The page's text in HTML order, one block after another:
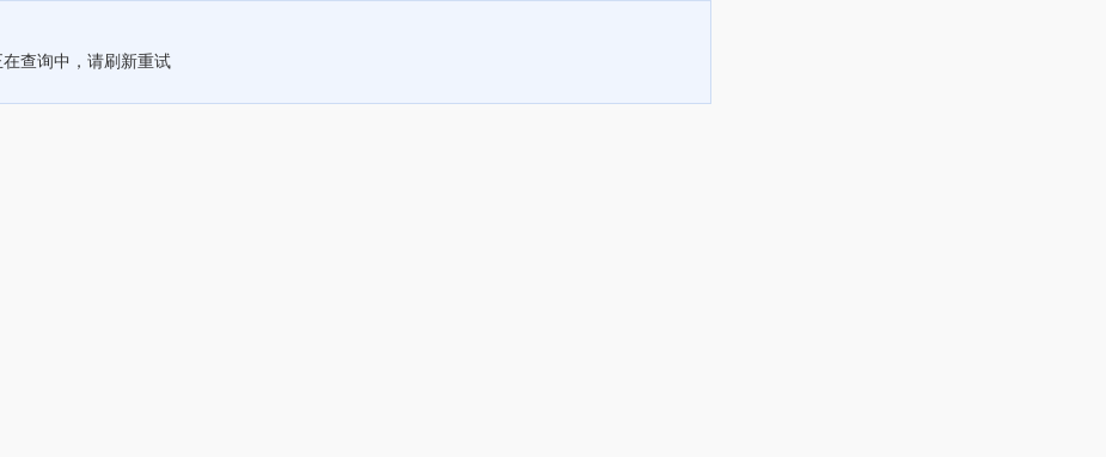
在查询中，请刷新重试